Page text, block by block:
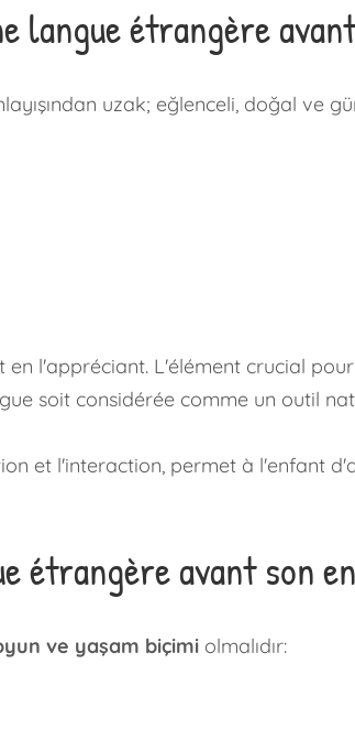
langue étrangère
uzak; eğlenceli, doğal ve
l'appréciant. L'élément crucial
soit considérée comme un outil
et l'interaction, permet à l'enfant
étrangère avant son
ve yaşam biçimi olmalıdır: